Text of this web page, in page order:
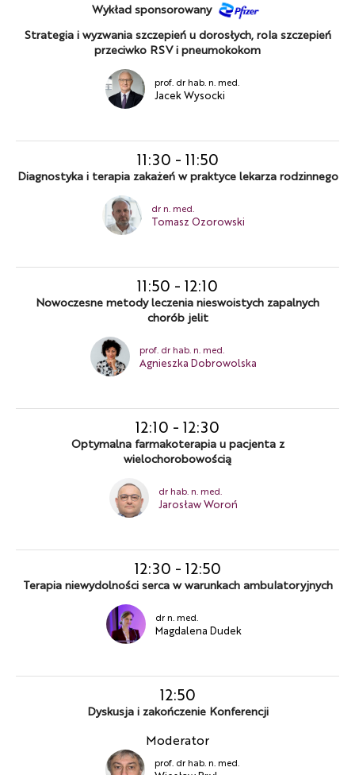
Wykład sponsorowany
Strategia i wyzwania szczepień u dorosłych, rola szczepień
przeciwko RSV i pneumokokom
prof. dr hab. n. med.
Jacek Wysocki
11:30 - 11:50
Diagnostyka i terapia zakażeń w praktyce lekarza rodzinnego
dr n. med.
Tomasz Ozorowski
11:50 - 12:10
Nowoczesne metody leczenia nieswoistych zapalnych
chorób jelit
prof. dr hab. n. med.
Agnieszka Dobrowolska
12:10 - 12:30
Optymalna farmakoterapia u pacjenta z
wielochorobowością
dr hab. n. med.
Jarosław Woroń
12:30 - 12:50
Terapia niewydolności serca w warunkach ambulatoryjnych
dr n. med.
Magdalena Dudek
12:50
Dyskusja i zakończenie Konferencji
Moderator
prof. dr hab. n. med.